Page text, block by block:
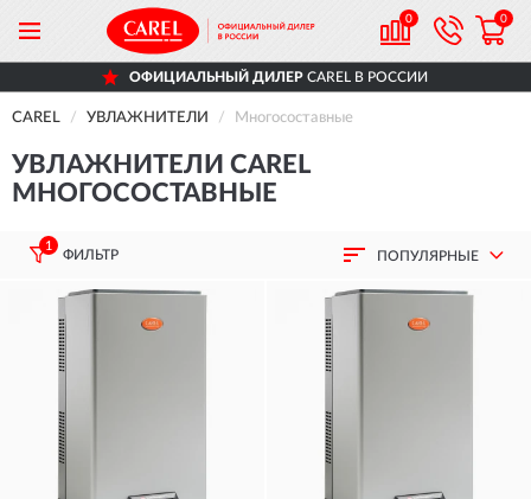
0 0
ОФИЦИАЛЬНЫЙ ДИЛЕРCAREL В РОССИИ
CAREL УВЛАЖНИТЕЛИ Многосоставные
УВЛАЖНИТЕЛИ CAREL
МНОГОСОСТАВНЫЕ
1
ФИЛЬТР ПОПУЛЯРНЫЕ